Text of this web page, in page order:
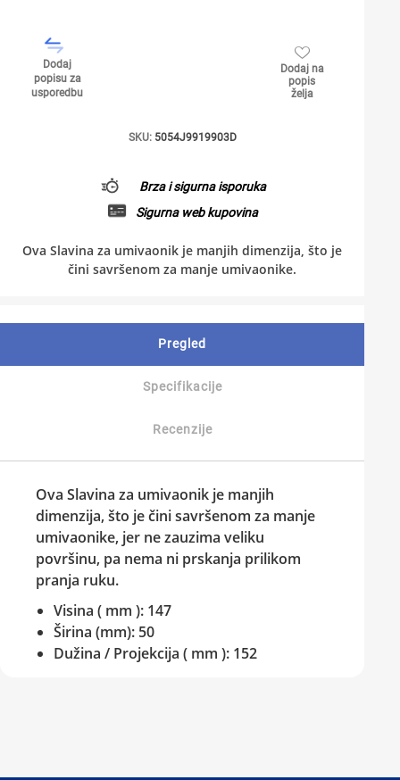
Dodaj
popisu za
usporedbu
Dodaj na
popis
želja
SKU: 5054J9919903D
Brza i sigurna isporuka
Sigurna web kupovina
Ova Slavina za umivaonik je manjih dimenzija, što je
čini savršenom za manje umivaonike.
Pregled
Specifikacije
Recenzije
Ova Slavina za umivaonik je manjih
dimenzija, što je čini savršenom za manje
umivaonike, jer ne zauzima veliku
površinu, pa nema ni prskanja prilikom
pranja ruku.
Visina ( mm ): 147
Širina (mm): 50
Dužina / Projekcija ( mm ): 152